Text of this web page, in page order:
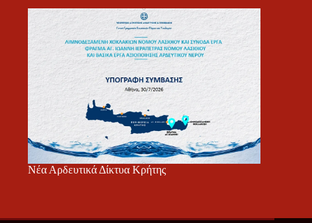
Νέα Αρδευτικά Δίκτυα Κρήτης